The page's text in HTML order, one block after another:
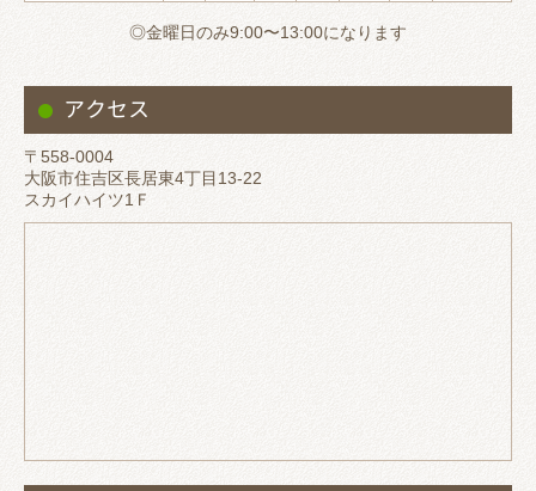
◎金曜日のみ9:00〜13:00になります
アクセス
〒558-0004
大阪市住吉区長居東4丁目13-22
スカイハイツ1Ｆ